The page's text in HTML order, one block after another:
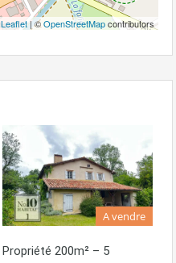
Leaflet| ©OpenStreetMapcontributors
A vendre
Propriété 200m² – 5